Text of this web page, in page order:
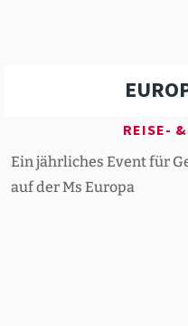
REISE-
Ein jährliches Event für
auf der Ms Europa